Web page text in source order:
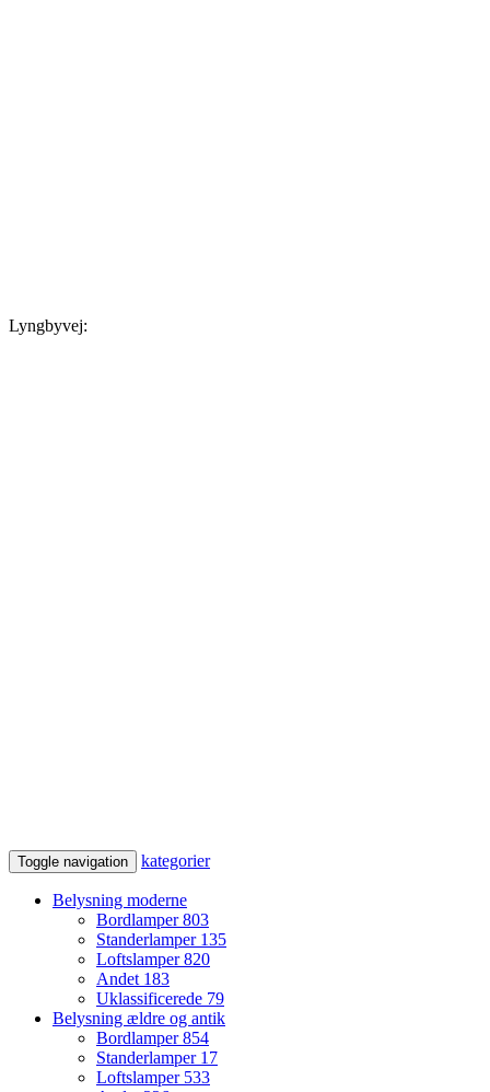
Lyngbyvej:
Toggle navigation kategorier
Belysning moderne
Bordlamper803
Standerlamper 135
Loftslamper820
Andet 183
Uklassificerede 79
Belysning ældre og antik
Bordlamper854
Standerlamper 17
Loftslamper 533